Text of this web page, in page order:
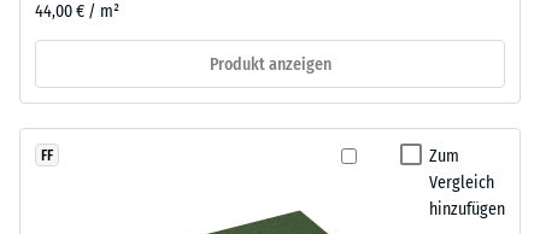
44,00 € / m²
Produkt anzeigen
Zum
Vergleich
hinzufügen
FF